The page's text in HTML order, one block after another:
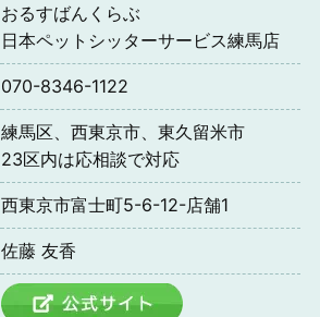
おるすばんくらぶ
日本ペットシッターサービス練馬店
070-8346-1122
練馬区、西東京市、東久留米市
23区内は応相談で対応
西東京市富士町5-6-12-店舗1
佐藤 友香